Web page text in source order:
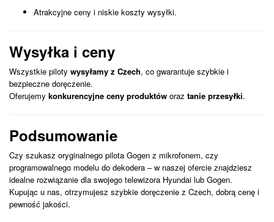
Atrakcyjne ceny i niskie koszty wysyłki.
Wysyłka i ceny
Wszystkie piloty wysyłamy z Czech, co gwarantuje szybkie i
bezpieczne doręczenie.
Oferujemy konkurencyjne ceny produktów oraz tanie przesyłki.
Podsumowanie
Czy szukasz oryginalnego pilota Gogen z mikrofonem, czy
programowalnego modelu do dekodera – w naszej ofercie znajdziesz
idealne rozwiązanie dla swojego telewizora Hyundai lub Gogen.
Kupując u nas, otrzymujesz szybkie doręczenie z Czech, dobrą cenę i
pewność jakości.